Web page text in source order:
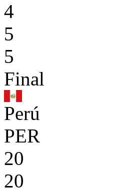
4
5
5
Final
Perú
PER
20
20